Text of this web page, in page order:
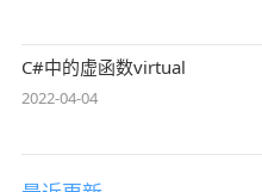
C#中的虚函数virtual
2022-04-04